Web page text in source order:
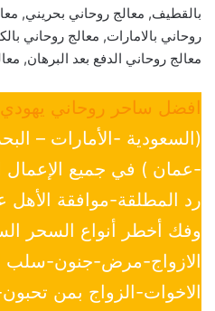
بالقطيف, معالج روحاني بحريني,
روحاني بالامارات, معالج روحاني
معالج روحاني الدفع بعد البرهان,
افضل ساحر روحاني يهودي
(السعودية -الأمارات –
-عمان ) في جميع الإعمال
رد المطلقة-موافقة
وفك أخطر أنواع السحر
الازواج-مرض-جنون-سلب
الاخوات-الزواج بمن